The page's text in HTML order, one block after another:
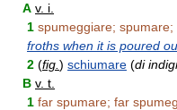
A v. i.
1 spumeggiare;
froths when it is poured
2 (fig. ) schiumare (di
B v. t.
1 far spumare; far